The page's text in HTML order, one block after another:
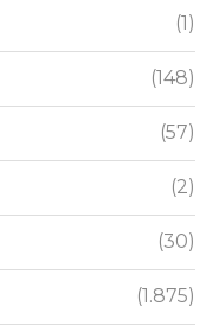
(1)
(148)
(57)
(2)
(30)
(1.875)